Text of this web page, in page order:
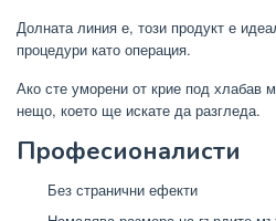
Долната линия е, този продукт е
процедури като операция.
Ако сте уморени от крие под хлабав
нещо, което ще искате да разгледа.
Професионалисти
Без странични ефекти